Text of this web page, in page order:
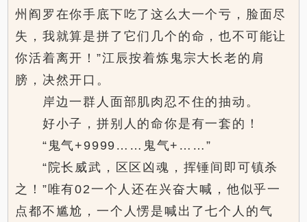
州阎罗在你手底下吃了这么大一个亏，脸面尽
失，我就算是拼了它们几个的命，也不可能让
你活着离开！”江辰按着炼鬼宗大长老的肩
膀，决然开口。
岸边一群人面部肌肉忍不住的抽动。
好小子，拼别人的命你是有一套的！
“鬼气+9999……鬼气+……”
“院长威武，区区凶魂，挥锤间即可镇杀
之！”唯有02一个人还在兴奋大喊，他似乎一
点都不尴尬，一个人愣是喊出了七个人的气